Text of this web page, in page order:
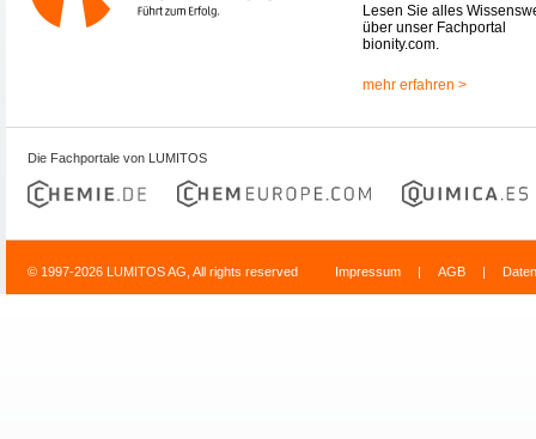
Lesen Sie alles
über unser Fachportal
bionity.com.
mehr erfahren >
Die Fachportale von LUMITOS
© 1997-2026 LUMITOS AG, All rights reserved Impressum | AGB |